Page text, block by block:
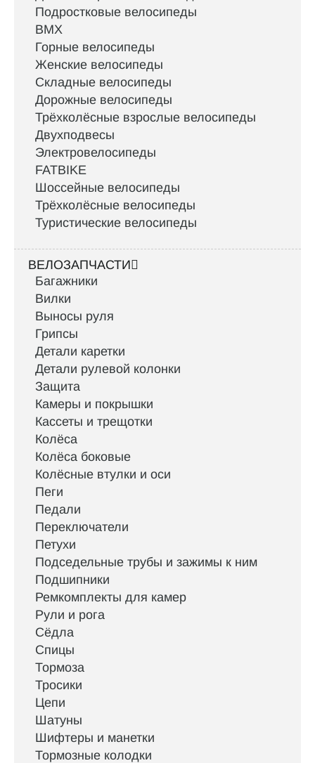
Подростковые велосипеды
BMX
Горные велосипеды
Женские велосипеды
Складные велосипеды
Дорожные велосипеды
Трёхколёсные взрослые велосипеды
Двухподвесы
Электровелосипеды
FATBIKE
Шоссейные велосипеды
Трёхколёсные велосипеды
Туристические велосипеды
ВЕЛОЗАПЧАСТИ
Багажники
Вилки
Выносы руля
Грипсы
Детали каретки
Детали рулевой колонки
Защита
Камеры и покрышки
Кассеты и трещотки
Колёса
Колёса боковые
Колёсные втулки и оси
Пеги
Педали
Переключатели
Петухи
Подседельные трубы и зажимы к ним
Подшипники
Ремкомплекты для камер
Рули и рога
Сёдла
Спицы
Тормоза
Тросики
Цепи
Шатуны
Шифтеры и манетки
Тормозные колодки